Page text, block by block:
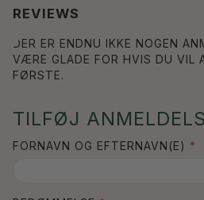
REVIEWS
DER ER ENDNU IKKE NOGEN
VÆRE GLADE FOR HVIS DU VIL
FØRSTE.
TILFØJ
FORNAVN OG EFTERNAVN(E)